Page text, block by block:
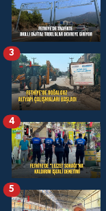
3
4
5